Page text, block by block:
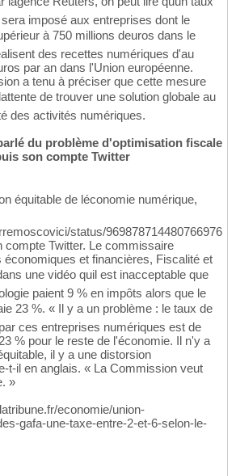
imposé aux entreprises dont le
à 750 millions deuros dans le
des recettes numériques d'au
par an dans l'Union européenne.
a tenu à préciser que cette mesure
de trouver une solution globale au
des activités numériques.
du problème d'optimisation fiscale
son compte Twitter
équitable de léconomie numérique,
status/969878714480766976
compte Twitter. Le commissaire
économiques et financières, Fiscalité et
une vidéo quil est inacceptable que
paient 9 % en impôts alors que le
23 %. « Il y a un problème : le taux de
ces entreprises numériques est de
% pour le reste de l'économie. Il n'y a
il y a une distorsion
t-il en anglais. « La Commission veut
»
economie/union-
gafa-une-taxe-entre-2-et-6-selon-le-